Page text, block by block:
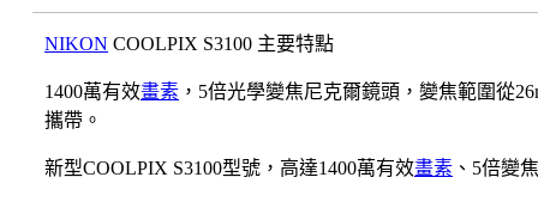
NIKON COOLPIX S3100 主要特點
1400萬有效畫素 ，5倍光學變焦尼克爾鏡頭，變焦範圍從
攜帶。
新型COOLPIX S3100型號，高達1400萬有效畫素 、5倍變